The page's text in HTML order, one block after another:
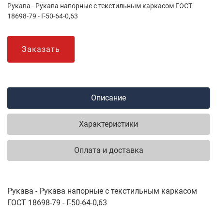
Рукава - Рукава напорные с текстильным каркасом ГОСТ
18698-79 - Г-50-64-0,63
Заказать
Описание
Характеристики
Оплата и доставка
Рукава - Рукава напорные с текстильным каркасом
ГОСТ 18698-79 - Г-50-64-0,63